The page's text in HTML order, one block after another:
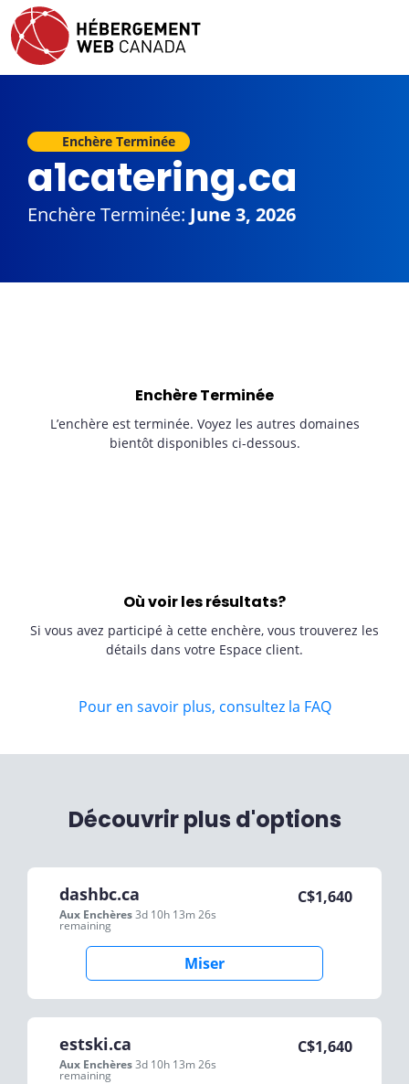
Enchère Terminée
a1catering.ca
Enchère Terminée: June 3, 2026
Enchère Terminée
L’enchère est terminée. Voyez les autres domaines
bientôt disponibles ci-dessous.
Où voir les résultats?
Si vous avez participé à cette enchère, vous trouverez les
détails dans votre Espace client.
Pour en savoir plus, consultez la FAQ
Découvrir plus d'options
dashbc.ca
Aux Enchères3d 10h 13m 26s
remaining
C$1,640
Miser
estski.ca
Aux Enchères3d 10h 13m 26s
remaining
C$1,640